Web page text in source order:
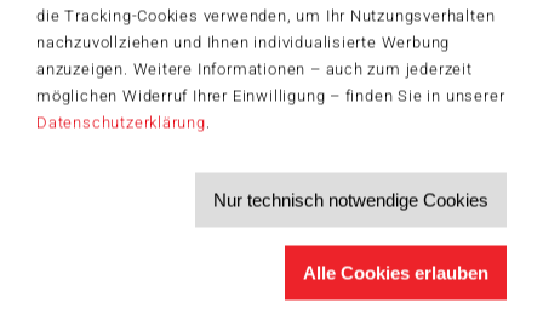
die Tracking-Cookies verwenden, um Ihr Nutzungsverhalten
nachzuvollziehen und Ihnen individualisierte Werbung
anzuzeigen. Weitere Informationen – auch zum jederzeit
möglichen Widerruf Ihrer Einwilligung – finden Sie in unserer
Datenschutzerklärung.
Nur technisch notwendige Cookies
Alle Cookies erlauben
Der Schmidt-Spiele-Newsletter
Jetzt anmelden und 5€ Willkommensrabatt sichern
Bleiben Sie auf dem Laufenden zu Neuheiten, Trends und aktuellen
Service-Informationen, z.B. zur Ersatzteilversorgung